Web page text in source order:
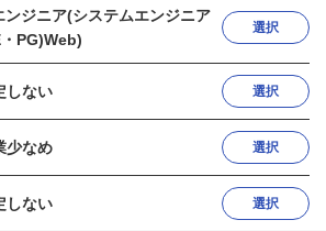
ンジニア(システムエンジニア
PG)Web)
選択
しない 選択
少なめ 選択
しない 選択